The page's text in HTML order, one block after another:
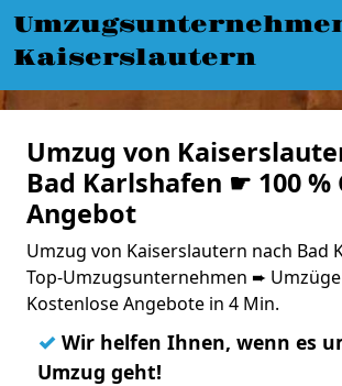
Kaiserslautern
Umzug von
Bad Karlshafen ☛ 100 %
Angebot
Umzug von Kaiserslautern nach Bad
Top-Umzugsunternehmen ➨ Umzüge
Kostenlose Angebote in 4 Min.
✓ Wir helfen Ihnen, wenn es
Umzug geht!